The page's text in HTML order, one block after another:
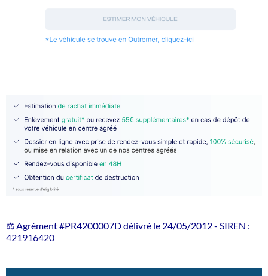
⚖️ Agrément #PR4200007D délivré le 24/05/2012 - SIREN :
421916420